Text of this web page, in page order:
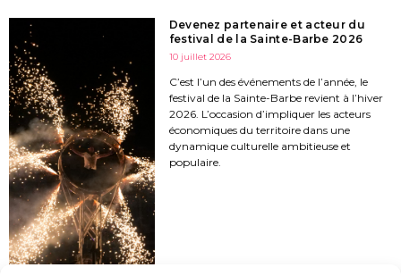
Devenez partenaire et acteur du
festival de la Sainte-Barbe 2026
10 juillet 2026
C’est l’un des événements de l’année, le
festival de la Sainte-Barbe revient à l’hiver
2026. L’occasion d’impliquer les acteurs
économiques du territoire dans une
dynamique culturelle ambitieuse et
populaire.